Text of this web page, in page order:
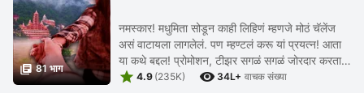
 81 भाग
नमस्कार! मधुमिता सोडून काही लिहिणं म्हणजे मोठं चॅलेंज
असं वाटायला लागलेलं. पण म्हण्टलं करू यां प्रयत्न! आता
या कथे बद्दल! प्रोमोशन, टीझर सगळं सगळं जोरदार करता
आलं... थँँक्स टू प्रतिलिपी कीं पोस्ट ...
 4.9 (235K)  34L+ वाचक संख्या